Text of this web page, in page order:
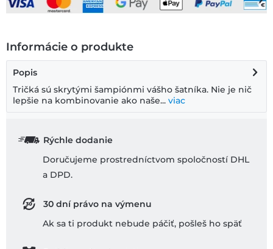
Informácie o produkte
Popis
Tričká sú skrytými šampiónmi vášho šatníka. Nie je nič
lepšie na kombinovanie ako naše... viac
Rýchle dodanie
Doručujeme prostredníctvom spoločností DHL
a DPD.
30 dní právo na výmenu
Ak sa ti produkt nebude páčiť, pošleš ho späť